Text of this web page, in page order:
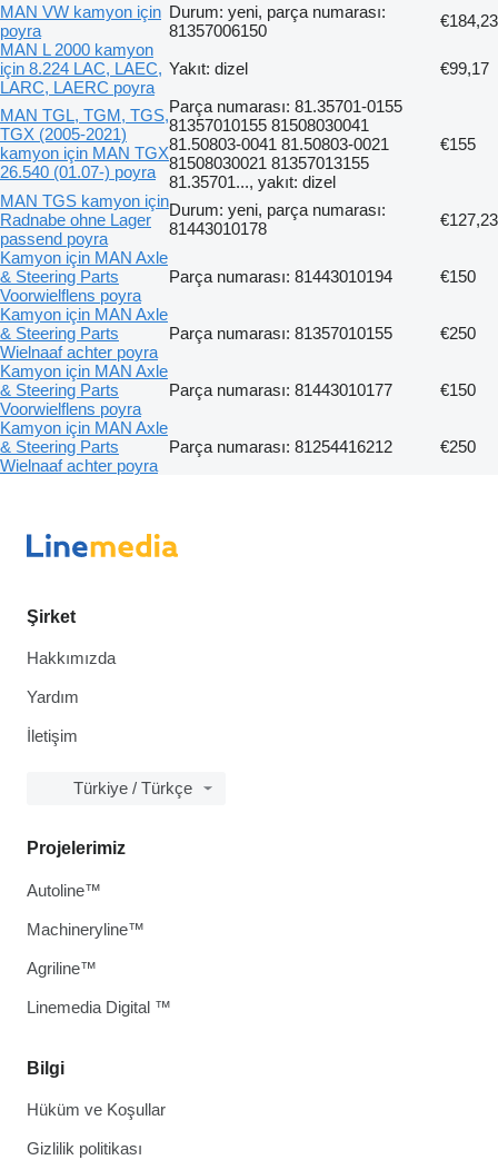
MAN VW kamyon için
poyra
Durum: yeni, parça numarası:
81357006150
€184,23
MAN L 2000 kamyon
için 8.224 LAC, LAEC,
LARC, LAERC poyra
Yakıt: dizel €99,17
MAN TGL, TGM, TGS,
TGX (2005-2021)
kamyon için MAN TGX
26.540 (01.07-) poyra
Parça numarası: 81.35701-0155
81357010155 81508030041
81.50803-0041 81.50803-0021
81508030021 81357013155
81.35701..., yakıt: dizel
€155
MAN TGS kamyon için
Radnabe ohne Lager
passend poyra
Durum: yeni, parça numarası:
81443010178
€127,23
Kamyon için MAN Axle
& Steering Parts
Voorwielflens poyra
Parça numarası: 81443010194
€150
Kamyon için MAN Axle
& Steering Parts
Wielnaaf achter poyra
Parça numarası: 81357010155
€250
Kamyon için MAN Axle
& Steering Parts
Voorwielflens poyra
Parça numarası: 81443010177
€150
Kamyon için MAN Axle
& Steering Parts
Wielnaaf achter poyra
Parça numarası: 81254416212 €250
Şirket
Hakkımızda
Yardım
İletişim
Türkiye / Türkçe
Bilgi
Hüküm ve Koşullar
Gizlilik politikası
Projelerimiz
Autoline™
Machineryline™
Agriline™
Linemedia Digital ™